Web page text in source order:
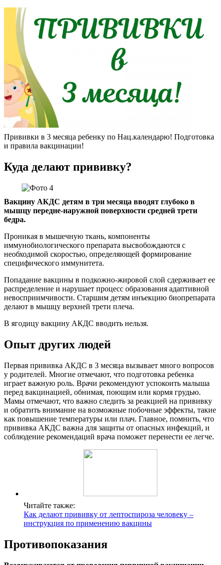
Прививки в 3 месяца ребенку по Нац.календарю! Подготовка
и правила вакцинации!
Куда делают прививку?
Вакцину АКДС детям в три месяца вводят глубоко в
мышцу передне-наружной поверхности средней трети
бедра.
Проникая в мышечную ткань, компоненты
иммунобиологического препарата высвобождаются с
необходимой скоростью, определяющей формирование
специфического иммунитета.
Попадание вакцины в подкожно-жировой слой сдерживает ее
распределение и нарушает процесс образования адаптивной
невосприимчивости. Старшим детям инъекцию биопрепарата
делают в мышцу верхней трети плеча.
В ягодицу вакцину АКДС вводить нельзя.
Опыт других людей
Первая прививка АКДС в 3 месяца вызывает много вопросов
у родителей. Многие отмечают, что подготовка ребенка
играет важную роль. Врачи рекомендуют успокоить малыша
перед вакцинацией, обнимая, поющим или кормя грудью.
Мамы отмечают, что важно следить за реакцией на прививку
и обратить внимание на возможные побочные эффекты, такие
как повышение температуры или плач. Главное, помнить, что
прививка АКДС важна для защиты от опасных инфекций, и
соблюдение рекомендаций врача поможет перенести ее легче.
Читайте также:
Как делают прививку от лептоспироза человеку –
инструкция по применению вакцины
Противопоказания